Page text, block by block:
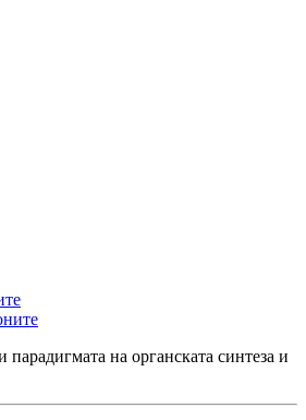
на органската синтеза и